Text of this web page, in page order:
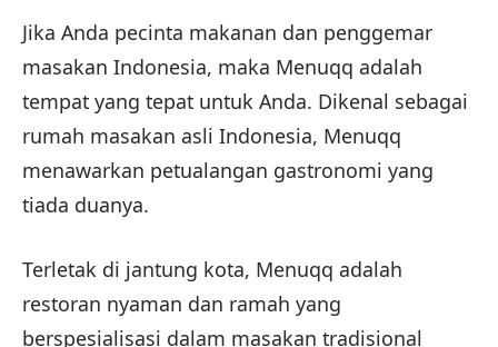
Jika Anda pecinta makanan dan penggemar
masakan Indonesia, maka Menuqq adalah
tempat yang tepat untuk Anda. Dikenal sebagai
rumah masakan asli Indonesia, Menuqq
menawarkan petualangan gastronomi yang
tiada duanya.
Terletak di jantung kota, Menuqq adalah
restoran nyaman dan ramah yang
berspesialisasi dalam masakan tradisional